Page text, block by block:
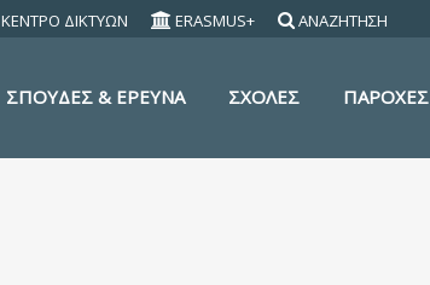
ΚΕΝΤΡΟ ΔΙΚΤΥΩΝ ERASMUS+ ΑΝΑΖΗΤΗΣΗ
ΣΠΟΥΔΕΣ & ΕΡΕΥΝΑ ΣΧΟΛΕΣ ΠΑΡΟΧΕΣ